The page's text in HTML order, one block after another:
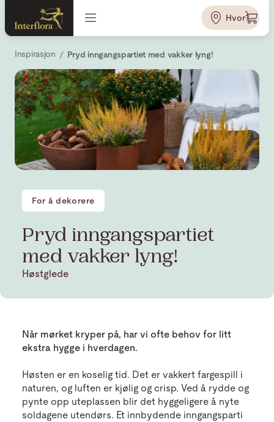
Hvor?
Inspirasjon Pryd inngangspartiet med vakker lyng!
For å dekorere
Høstglede
Pryd inngangspartiet
med vakker lyng!
Når mørket kryper på, har vi ofte behov for litt
ekstra hygge i hverdagen.
Høsten er en koselig tid. Det er vakkert fargespill i
naturen, og luften er kjølig og crisp. Ved å rydde og
pynte opp uteplassen blir det hyggeligere å nyte
soldagene utendørs. Et innbydende inngangsparti